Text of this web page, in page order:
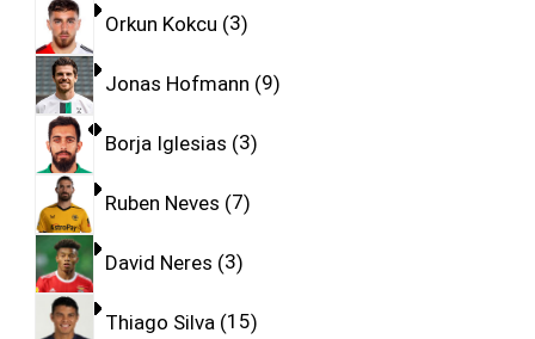
Orkun Kokcu 3
Jonas Hofmann 9
Borja Iglesias 3
Ruben Neves 7
David Neres 3
Thiago Silva 15